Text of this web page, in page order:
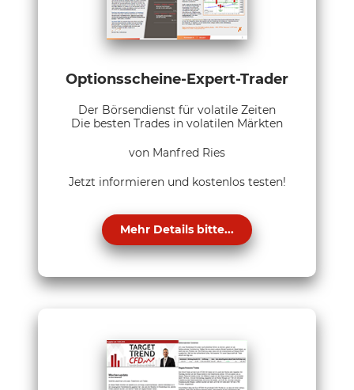
Optionsscheine-Expert-Trader
Der Börsendienst für volatile Zeiten
Die besten Trades in volatilen Märkten
von Manfred Ries
Jetzt informieren und kostenlos testen!
Mehr Details bitte...